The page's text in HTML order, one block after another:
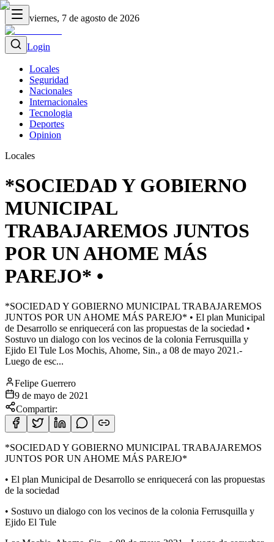
viernes, 7 de agosto de 2026
Login
Locales
Seguridad
Nacionales
Internacionales
Tecnologia
Deportes
Opinion
Locales
*SOCIEDAD Y GOBIERNO
MUNICIPAL
TRABAJAREMOS JUNTOS
POR UN AHOME MÁS
PAREJO* •
*SOCIEDAD Y GOBIERNO MUNICIPAL TRABAJAREMOS
JUNTOS POR UN AHOME MÁS PAREJO* • El plan Municipal
de Desarrollo se enriquecerá con las propuestas de la sociedad •
Sostuvo un dialogo con los vecinos de la colonia Ferrusquilla y
Ejido El Tule Los Mochis, Ahome, Sin., a 08 de mayo 2021.-
Luego de esc...
Felipe Guerrero
9 de mayo de 2021
Compartir:
*SOCIEDAD Y GOBIERNO MUNICIPAL TRABAJAREMOS
JUNTOS POR UN AHOME MÁS PAREJO*
• El plan Municipal de Desarrollo se enriquecerá con las propuestas
de la sociedad
• Sostuvo un dialogo con los vecinos de la colonia Ferrusquilla y
Ejido El Tule